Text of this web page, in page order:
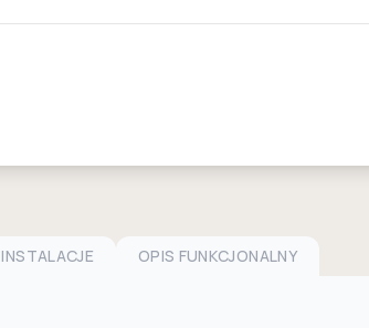
INSTALACJE OPIS FUNKCJONALNY